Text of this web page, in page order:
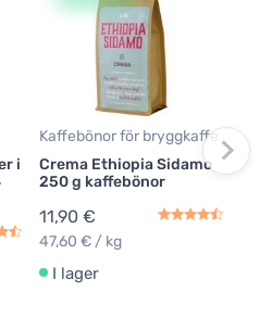
i
Kaffebönor för bryggkaffe
Crema Ethiopia Sidamo
250 g kaffebönor
11,90 €
47,60 € / kg
I lager